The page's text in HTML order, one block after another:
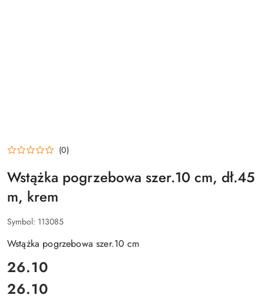
(0)
Wstążka pogrzebowa szer.10 cm, dł.45
m, krem
Symbol: 113085
Wstążka pogrzebowa szer.10 cm
cena:
26.10
Cena:
26.10